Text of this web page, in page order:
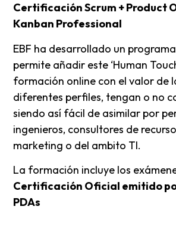
Certificación Scrum + Product
Kanban Professional
EBF ha desarrollado un
permite añadir este ‘Human
formación online con el valor de
diferentes perfiles, tengan o no
siendo así fácil de asimilar por
ingenieros, consultores de
marketing o del ambito TI.
La formación incluye los
Certificación Oficial emitido
PDAs